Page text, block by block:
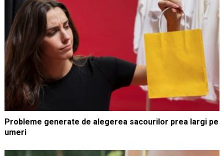
Probleme generate de alegerea sacourilor prea largi pe
umeri